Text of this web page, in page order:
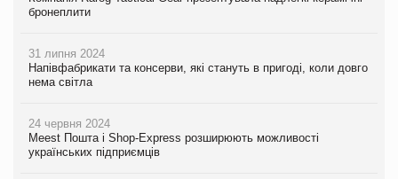
бронеплити
31 липня 2024
Напівфабрикати та консерви, які стануть в пригоді, коли довго
нема світла
24 червня 2024
Meest Пошта і Shop-Express розширюють можливості
українських підприємців